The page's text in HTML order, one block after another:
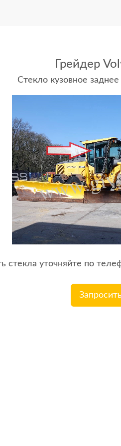
Грейдер
Стекло кузовное
стекла уточняйте по